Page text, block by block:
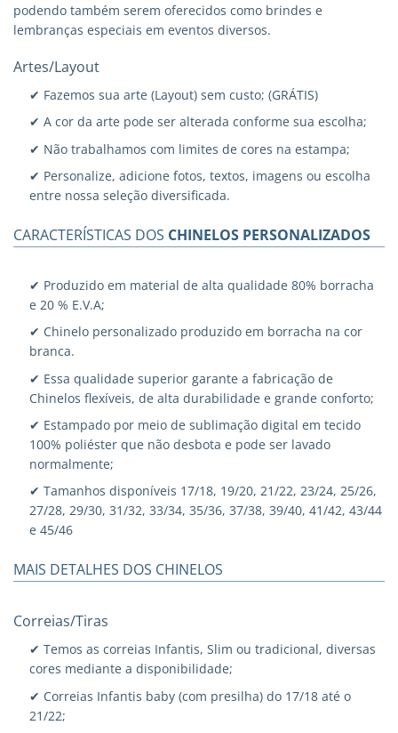
podendo também serem oferecidos como brindes e
lembranças especiais em eventos diversos.
Artes/Layout
✔ Fazemos sua arte (Layout) sem custo; (GRÁTIS)
✔ A cor da arte pode ser alterada conforme sua escolha;
✔ Não trabalhamos com limites de cores na estampa;
✔ Personalize, adicione fotos, textos, imagens ou escolha
entre nossa seleção diversificada.
CARACTERÍSTICAS DOS CHINELOS PERSONALIZADOS
✔ Produzido em material de alta qualidade 80% borracha
e 20 % E.V.A;
✔ Chinelo personalizado produzido em borracha na cor
branca.
✔ Essa qualidade superior garante a fabricação de
Chinelos flexíveis, de alta durabilidade e grande conforto;
✔ Estampado por meio de sublimação digital em tecido
100% poliéster que não desbota e pode ser lavado
normalmente;
✔ Tamanhos disponíveis 17/18, 19/20, 21/22, 23/24, 25/26,
27/28, 29/30, 31/32, 33/34, 35/36, 37/38, 39/40, 41/42, 43/44
e 45/46
MAIS DETALHES DOS CHINELOS
Correias/Tiras
✔ Temos as correias Infantis, Slim ou tradicional, diversas
cores mediante a disponibilidade;
✔ Correias Infantis baby (com presilha) do 17/18 até o
21/22;